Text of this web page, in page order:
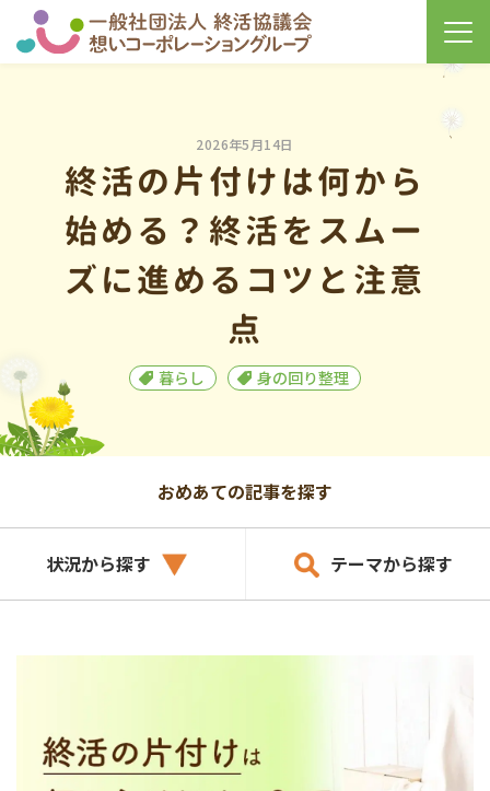
2026年5月14日
終活の片付けは何から
始める？終活をスムー
ズに進めるコツと注意
点
暮らし 身の回り整理
おめあての記事を探す
状況から探す テーマから探す